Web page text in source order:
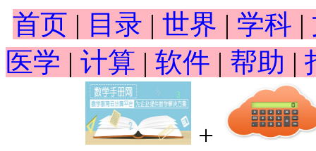
首页 | 目录 | 世界 | 学科 |
医学 | 计算 | 软件 | 帮助 |
+